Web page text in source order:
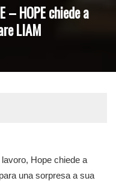
– HOPE chiede a
LIAM
Hope chiede a
una sorpresa a sua